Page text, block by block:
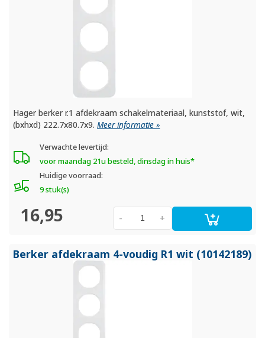
Hager berker r.1 afdekraam schakelmateriaal, kunststof, wit,
(bxhxd) 222.7x80.7x9.Meer informatie »
Verwachte levertijd:
voor maandag 21u besteld, dinsdag in huis*
Huidige voorraad:
9 stuk(s)
16,95 +
-
Berker afdekraam 4-voudig R1 wit (10142189)